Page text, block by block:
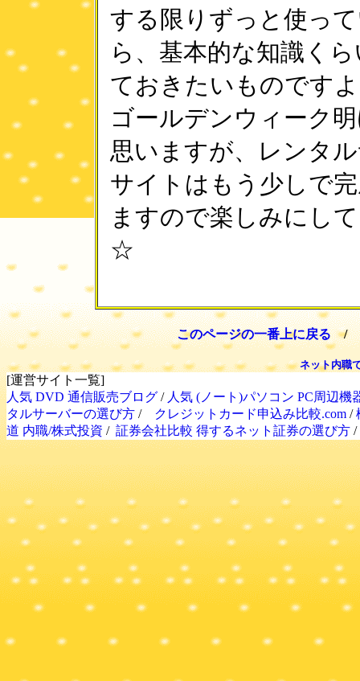
する限りずっと使っ
ら、基本的な知識く
ておきたいものです
ゴールデンウィーク
思いますが、レンタ
サイトはもう少しで
ますので楽しみにし
☆
このページの一番上に戻る/
ネット内職
[運営サイト一覧]
人気 DVD 通信販売ブログ / 人気 (ノート)パソコン PC周辺機
タルサーバーの選び方 / クレジットカード申込み比較.com /
道 内職/株式投資 / 証券会社比較 得するネット証券の選び方 /